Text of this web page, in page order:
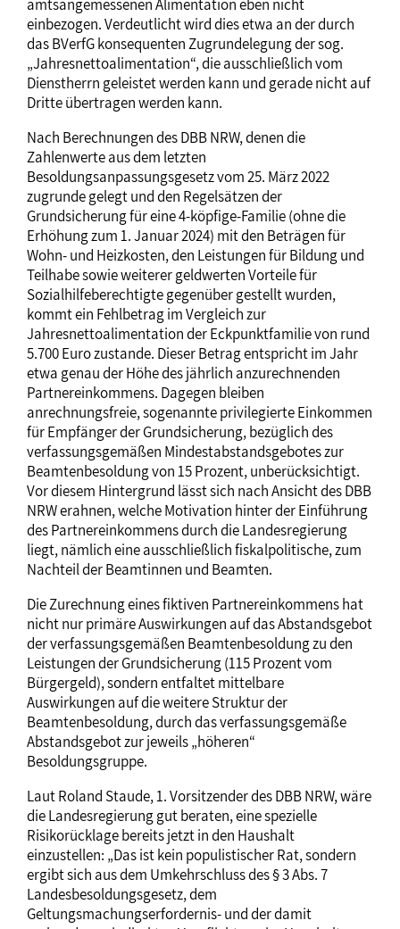
amtsangemessenen Alimentation eben nicht
einbezogen. Verdeutlicht wird dies etwa an der durch
das BVerfG konsequenten Zugrundelegung der sog.
„Jahresnettoalimentation“, die ausschließlich vom
Dienstherrn geleistet werden kann und gerade nicht auf
Dritte übertragen werden kann.
Nach Berechnungen des DBB NRW, denen die
Zahlenwerte aus dem letzten
Besoldungsanpassungsgesetz vom 25. März 2022
zugrunde gelegt und den Regelsätzen der
Grundsicherung für eine 4-köpfige-Familie (ohne die
Erhöhung zum 1. Januar 2024) mit den Beträgen für
Wohn- und Heizkosten, den Leistungen für Bildung und
Teilhabe sowie weiterer geldwerten Vorteile für
Sozialhilfeberechtigte gegenüber gestellt wurden,
kommt ein Fehlbetrag im Vergleich zur
Jahresnettoalimentation der Eckpunktfamilie von rund
5.700 Euro zustande. Dieser Betrag entspricht im Jahr
etwa genau der Höhe des jährlich anzurechnenden
Partnereinkommens. Dagegen bleiben
anrechnungsfreie, sogenannte privilegierte Einkommen
für Empfänger der Grundsicherung, bezüglich des
verfassungsgemäßen Mindestabstandsgebotes zur
Beamtenbesoldung von 15 Prozent, unberücksichtigt.
Vor diesem Hintergrund lässt sich nach Ansicht des DBB
NRW erahnen, welche Motivation hinter der Einführung
des Partnereinkommens durch die Landesregierung
liegt, nämlich eine ausschließlich fiskalpolitische, zum
Nachteil der Beamtinnen und Beamten.
Die Zurechnung eines fiktiven Partnereinkommens hat
nicht nur primäre Auswirkungen auf das Abstandsgebot
der verfassungsgemäßen Beamtenbesoldung zu den
Leistungen der Grundsicherung (115 Prozent vom
Bürgergeld), sondern entfaltet mittelbare
Auswirkungen auf die weitere Struktur der
Beamtenbesoldung, durch das verfassungsgemäße
Abstandsgebot zur jeweils „höheren“
Besoldungsgruppe.
Laut Roland Staude, 1. Vorsitzender des DBB NRW, wäre
die Landesregierung gut beraten, eine spezielle
Risikorücklage bereits jetzt in den Haushalt
einzustellen: „Das ist kein populistischer Rat, sondern
ergibt sich aus dem Umkehrschluss des § 3 Abs. 7
Landesbesoldungsgesetz, dem
Geltungsmachungserfordernis- und der damit